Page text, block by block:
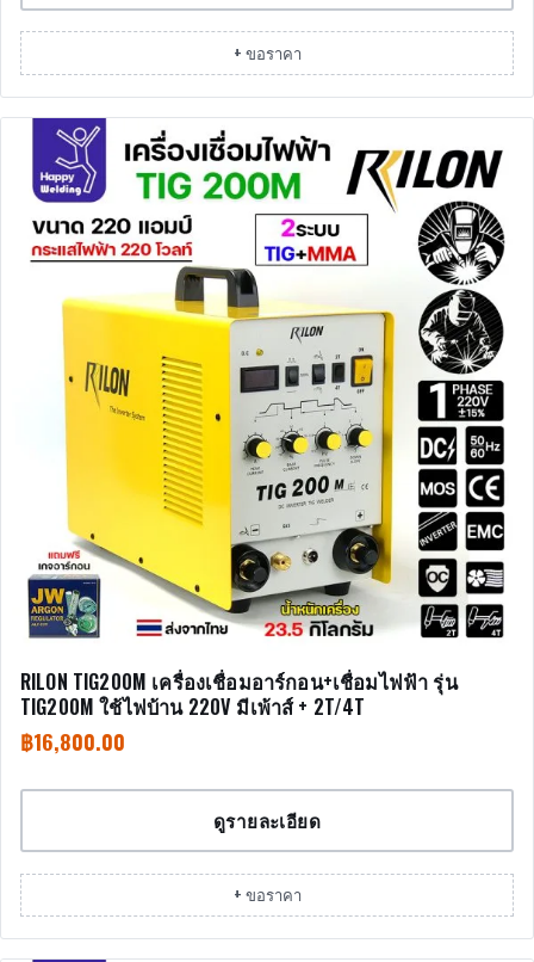
+ ขอราคา
RILON TIG200M เครื่องเชื่อมอาร์กอน+เชื่อมไฟฟ้า รุ่น
TIG200M ใช้ไฟบ้าน 220V มีเพ้าส์ + 2T/4T
฿16,800.00
ดูรายละเอียด
+ ขอราคา